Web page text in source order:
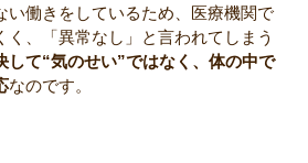
い働きをしているため、医療機関で
く、「異常なし」と言われてしまう
して“気のせい”ではなく、体の中で
なのです。